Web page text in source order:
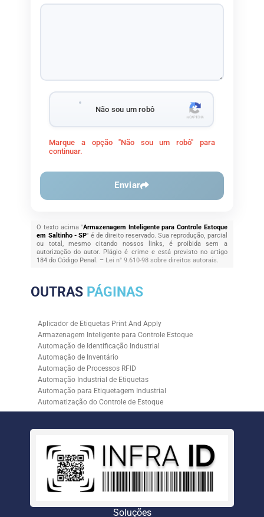
Não sou um robô
Marque a opção "Não sou um robô" para
continuar.
Enviar
O texto acima "Armazenagem Inteligente para Controle Estoque
em Saltinho - SP" é de direito reservado. Sua reprodução, parcial
ou total, mesmo citando nossos links, é proibida sem a
autorização do autor. Plágio é crime e está previsto no artigo
184 do Código Penal. – Lei n° 9.610-98 sobre direitos autorais.
OUTRAS PÁGINAS
Aplicador de Etiquetas Print And Apply
Armazenagem Inteligente para Controle Estoque
Automação de Identificação Industrial
Automação de Inventário
Automação de Processos RFID
Automação Industrial de Etiquetas
Automação para Etiquetagem Industrial
Automatização do Controle de Estoque
Controle de Estoque com RFID
Empresa de Automação para Processos Logísticos
Empresa de Rastreabilidade Industrial
Empresa de Soluções para Etiquetagem
Empresa Especializada em Inventário de Estoque
Etiqueta RFID para Controle de Estoque
Inventário de Estoque Automatizado
Soluções